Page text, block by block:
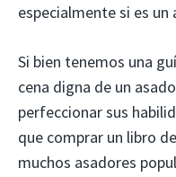
especialmente si es
Si bien tenemos una
cena digna de un
perfeccionar sus
que comprar un libro
muchos asadores